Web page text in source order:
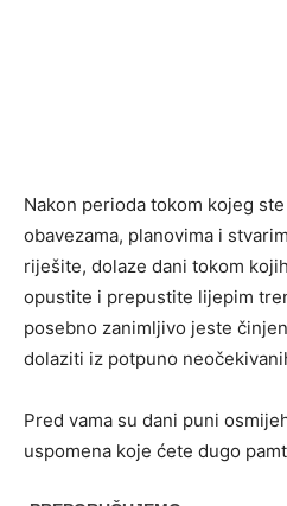
Nakon perioda tokom kojeg
obavezama, planovima i
riješite, dolaze dani tokom
opustite i prepustite lijepim
posebno zanimljivo jeste
dolaziti iz potpuno
Pred vama su dani puni
uspomena koje ćete dugo